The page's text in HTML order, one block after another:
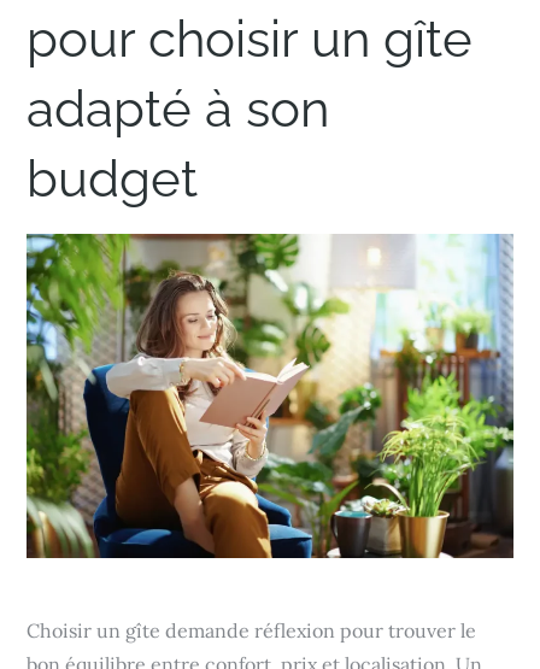
pour choisir un gîte
adapté à son
budget
Choisir un gîte demande réflexion pour trouver le
bon équilibre entre confort, prix et localisation. Un